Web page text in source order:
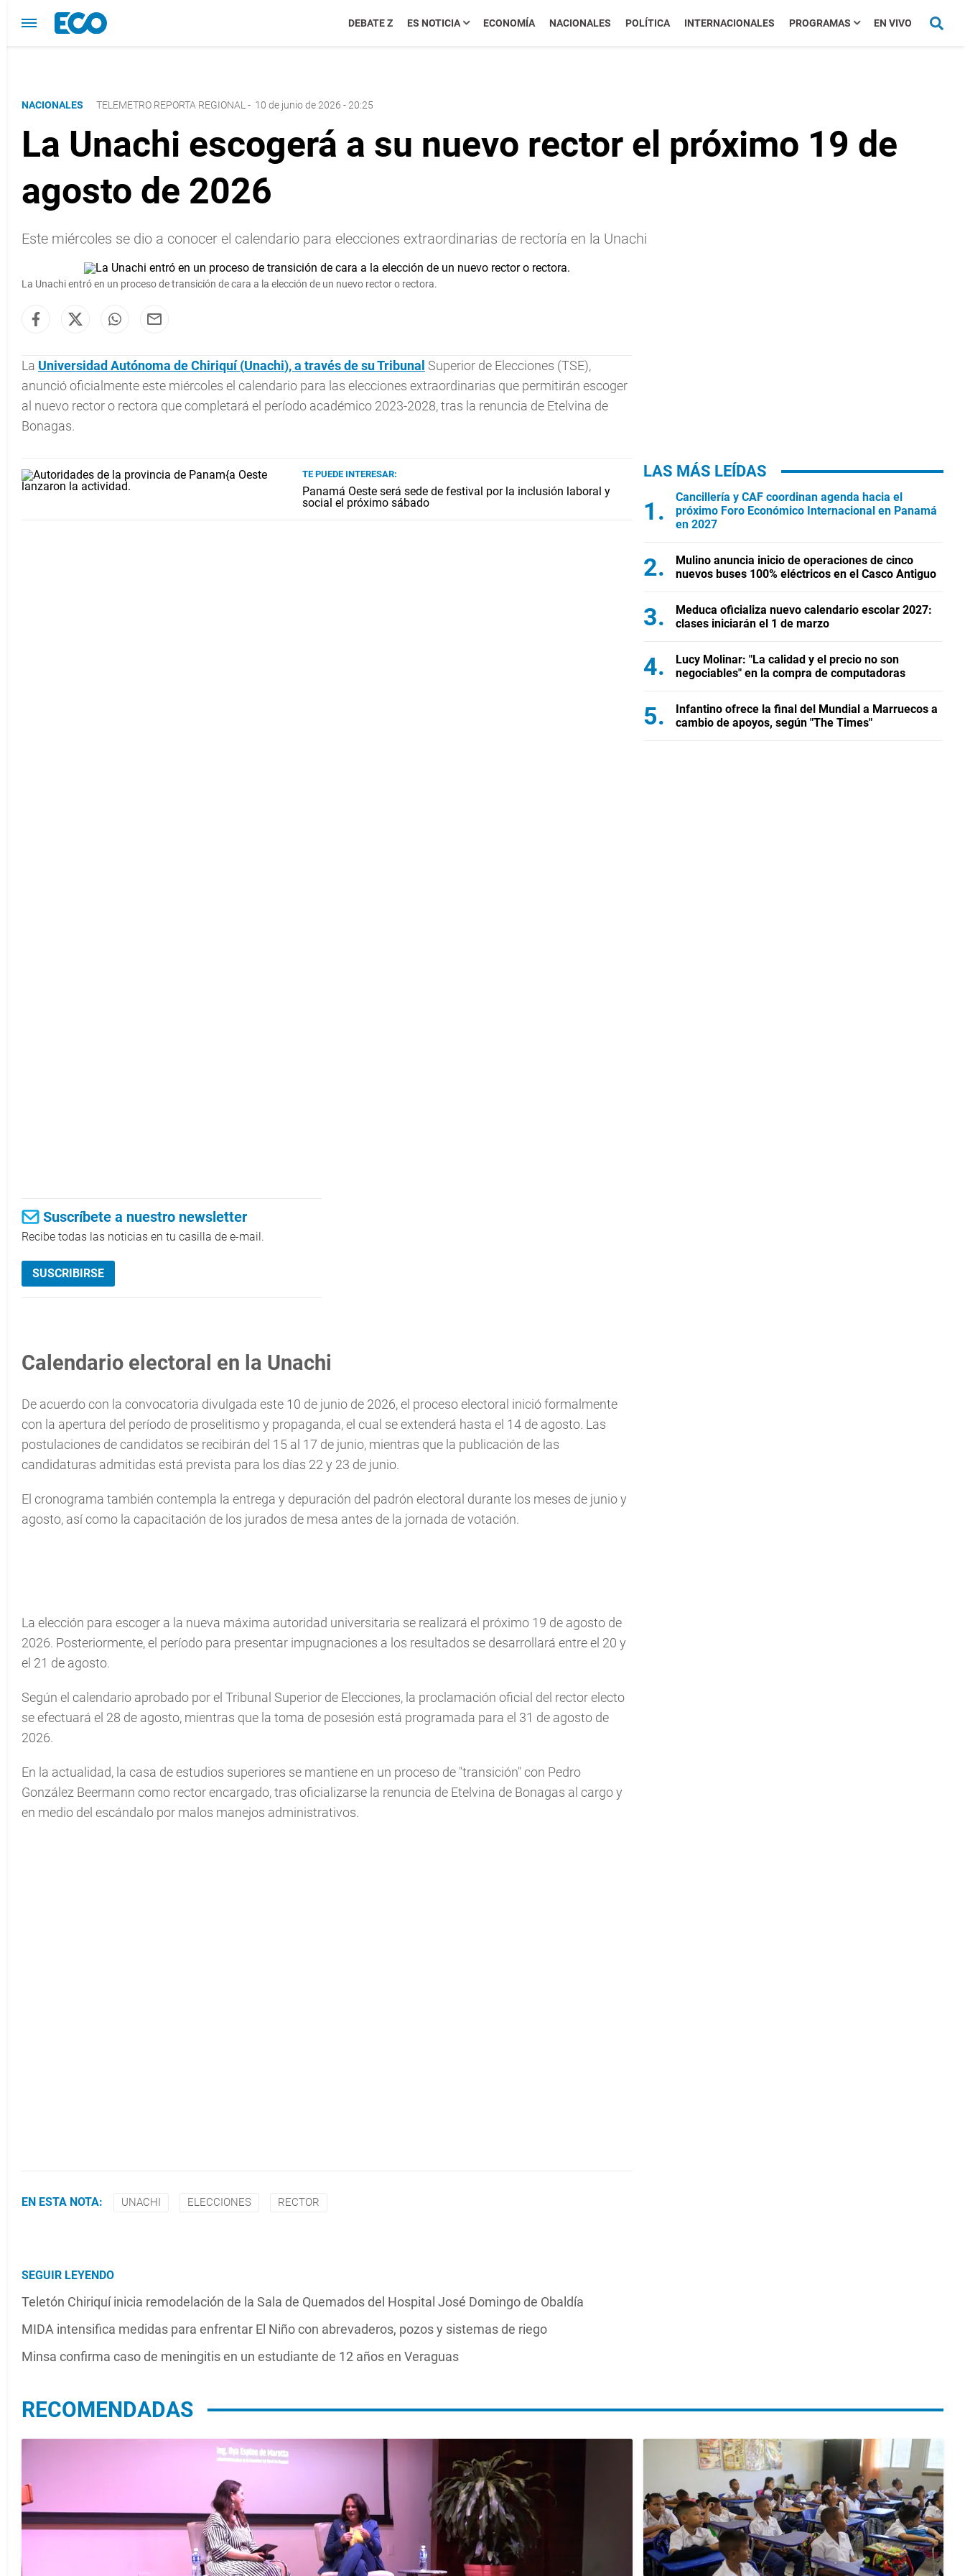
DEBATE Z ES NOTICIA ECONOMÍA NACIONALES POLÍTICA INTERNACIONALES PROGRAMAS EN VIVO
NACIONALES TELEMETRO REPORTA REGIONAL - 10 de junio de 2026 - 20:25
La Unachi escogerá a su nuevo rector el próximo 19 de
agosto de 2026
Este miércoles se dio a conocer el calendario para elecciones extraordinarias de rectoría en la Unachi
La Unachi entró en un proceso de transición de cara a la elección de un nuevo rector o rectora.
La Universidad Autónoma de Chiriquí (Unachi), a través de su Tribunal Superior de Elecciones (TSE),
anunció oficialmente este miércoles el calendario para las elecciones extraordinarias que permitirán escoger
al nuevo rector o rectora que completará el período académico 2023-2028, tras la renuncia de Etelvina de
Bonagas.
TE PUEDE INTERESAR:
Panamá Oeste será sede de festival por la inclusión laboral y
social el próximo sábado
Suscríbete a nuestro newsletter
Recibe todas las noticias en tu casilla de e-mail.
SUSCRIBIRSE
Calendario electoral en la Unachi
De acuerdo con la convocatoria divulgada este 10 de junio de 2026, el proceso electoral inició formalmente
con la apertura del período de proselitismo y propaganda, el cual se extenderá hasta el 14 de agosto. Las
postulaciones de candidatos se recibirán del 15 al 17 de junio, mientras que la publicación de las
candidaturas admitidas está prevista para los días 22 y 23 de junio.
El cronograma también contempla la entrega y depuración del padrón electoral durante los meses de junio y
agosto, así como la capacitación de los jurados de mesa antes de la jornada de votación.
La elección para escoger a la nueva máxima autoridad universitaria se realizará el próximo 19 de agosto de
2026. Posteriormente, el período para presentar impugnaciones a los resultados se desarrollará entre el 20 y
el 21 de agosto.
Según el calendario aprobado por el Tribunal Superior de Elecciones, la proclamación oficial del rector electo
se efectuará el 28 de agosto, mientras que la toma de posesión está programada para el 31 de agosto de
2026.
En la actualidad, la casa de estudios superiores se mantiene en un proceso de "transición" con Pedro
González Beermann como rector encargado, tras oficializarse la renuncia de Etelvina de Bonagas al cargo y
en medio del escándalo por malos manejos administrativos.
EN ESTA NOTA: UNACHI ELECCIONES RECTOR
SEGUIR LEYENDO
Teletón Chiriquí inicia remodelación de la Sala de Quemados del Hospital José Domingo de Obaldía
MIDA intensifica medidas para enfrentar El Niño con abrevaderos, pozos y sistemas de riego
Minsa confirma caso de meningitis en un estudiante de 12 años en Veraguas
LAS MÁS LEÍDAS
Cancillería y CAF coordinan agenda hacia el
próximo Foro Económico Internacional en Panamá
en 2027
Mulino anuncia inicio de operaciones de cinco
nuevos buses 100% eléctricos en el Casco Antiguo
Meduca oficializa nuevo calendario escolar 2027:
clases iniciarán el 1 de marzo
Lucy Molinar: "La calidad y el precio no son
negociables" en la compra de computadoras
Infantino ofrece la final del Mundial a Marruecos a
cambio de apoyos, según "The Times"
RECOMENDADAS